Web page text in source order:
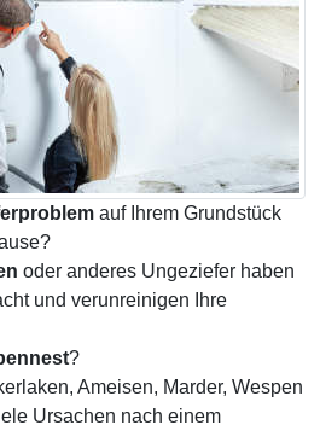
auf Ihrem Grundstück
oder anderes Ungeziefer haben
und verunreinigen Ihre
?
Ameisen, Marder, Wespen
Ursachen nach einem